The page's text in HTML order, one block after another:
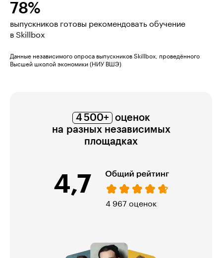
78%
выпускников готовы рекомендовать обучение
в Skillbox
Данные независимого опроса выпускников Skillbox, проведённого
Высшей школой экономики (НИУ ВШЭ)
4 500+
оценок
на разных независимых
площадках
4,7
4 967 оценок